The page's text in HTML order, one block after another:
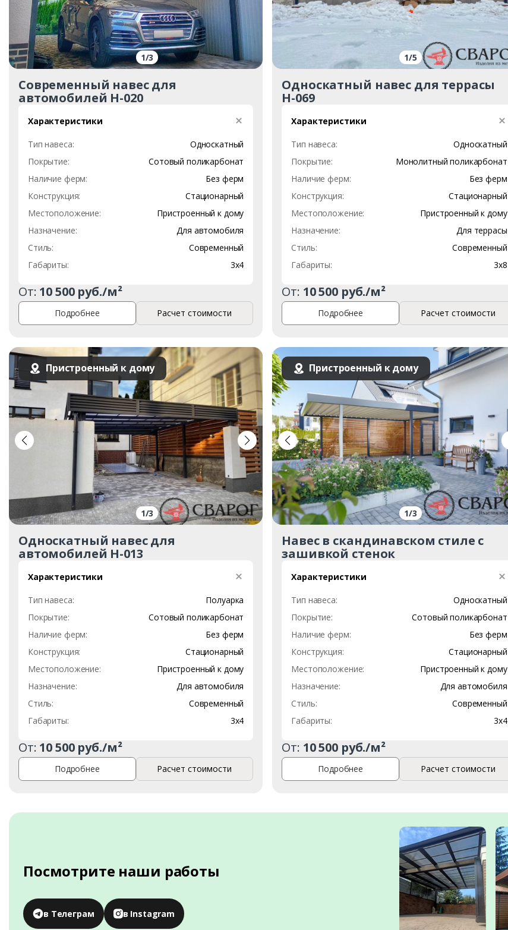
Заказать
Ваш телефон*
Посмотрите наши работы
в Телеграм в Instagram
1/3
Современный навес для
автомобилей Н-020
Характеристики
Тип навеса:
Односкатный
Покрытие:
Сотовый поликарбонат
Наличие ферм:
Без ферм
Конструкция:
Стационарный
Местоположение:
Пристроенный к дому
Назначение:
Для автомобиля
Стиль:
Современный
Габариты:
3х4
От: 10 500 руб./м²
Подробнее Расчет стоимости
1/5
Односкатный навес для террасы
Н-069
Характеристики
Тип навеса:
Односкатный
Покрытие:
Монолитный поликарбонат
Наличие ферм:
Без ферм
Конструкция:
Стационарный
Местоположение:
Пристроенный к дому
Назначение:
Для террасы
Стиль:
Современный
Габариты:
3х8
От: 10 500 руб./м²
Подробнее Расчет стоимости
Пристроенный к дому
1/3
Односкатный навес для
автомобилей Н-013
Характеристики
Тип навеса:
Полуарка
Покрытие:
Сотовый поликарбонат
Наличие ферм:
Без ферм
Конструкция:
Стационарный
Местоположение:
Пристроенный к дому
Назначение:
Для автомобиля
Стиль:
Современный
Габариты:
3х4
От: 10 500 руб./м²
Подробнее Расчет стоимости
Пристроенный к дому
1/3
Навес в скандинавском стиле с
зашивкой стенок
Характеристики
Тип навеса:
Односкатный
Покрытие:
Сотовый поликарбонат
Наличие ферм:
Без ферм
Конструкция:
Стационарный
Местоположение:
Пристроенный к дому
Назначение:
Для автомобиля
Стиль:
Современный
Габариты:
3х4
От: 10 500 руб./м²
Подробнее Расчет стоимости